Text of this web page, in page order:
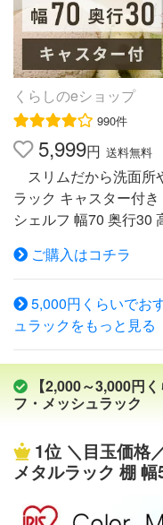
カー アイリスオーヤマ
ck』はアイリスオーヤ
利なゴムハンマーは
ター：【メタルラック
5mm材質：ナイロン
時25kg 個数：4個入り
※大量にご注文の際、
で、予めご了承くだ
♪↓↓ ワードローブ 2段
55×奥行45×高さ
奥行45×高さ174.5cm)
確認下さい[ FAQ ] ＼
山ご用意中!／／ ＼＼
ます！／／／ ＼＼小
くらしのeショップ
990件
5,999円 送料無料
スリムだから洗面所
ラック キャスター付
シェルフ 幅70 奥行30
6kg 材質 本体：スチー
ピレン 仕様 ●原産国
30分 商品説明 ●スリ
ズ：70×30cm●工具不
移動も簡単●色んなシ
耐荷重：20kg●支柱直
ン，山善，通販，ラッ
ラック，スチール棚，
ルーム，組立かんたん
付き スチールラック
ご購入はコチラ
5,000円くらいでお
ュラックをもっと見る
【2,000～3,000円
フ・メッシュラック
1位 ＼目玉価格
メタルラック 棚
ラック CMM-
高さ80cm メタル